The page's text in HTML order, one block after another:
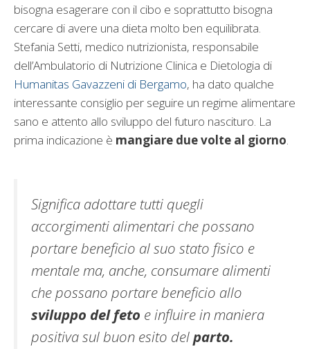
bisogna esagerare con il cibo e soprattutto bisogna
cercare di avere una dieta molto ben equilibrata.
Stefania Setti, medico nutrizionista, responsabile
dell’Ambulatorio di Nutrizione Clinica e Dietologia di
Humanitas Gavazzeni di Bergamo, ha dato qualche
interessante consiglio per seguire un regime alimentare
sano e attento allo sviluppo del futuro nascituro. La
prima indicazione è mangiare due volte al giorno.
Significa adottare tutti quegli
accorgimenti alimentari che possano
portare beneficio al suo stato fisico e
mentale ma, anche, consumare alimenti
che possano portare beneficio allo
sviluppo del feto e influire in maniera
positiva sul buon esito delparto.